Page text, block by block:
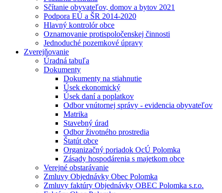
Sčítanie obyvateľov, domov a bytov 2021
Podpora EÚ a ŠR 2014-2020
Hlavný kontrolór obce
Oznamovanie protispoločenskej činnosti
Jednoduché pozemkové úpravy
Zverejňovanie
Úradná tabuľa
Dokumenty
Dokumenty na stiahnutie
Úsek ekonomický
Úsek daní a poplatkov
Odbor vnútornej správy - evidencia obyvateľov
Matrika
Stavebný úrad
Odbor životného prostredia
Štatút obce
Organizačný poriadok OcÚ Polomka
Zásady hospodárenia s majetkom obce
Verejné obstarávanie
Zmluvy Objednávky Obec Polomka
Zmluvy faktúry Objednávky OBEC Polomka s.r.o.